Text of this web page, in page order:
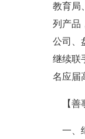
教育局
列产品
公司、
继续联
名应届
【善
一、